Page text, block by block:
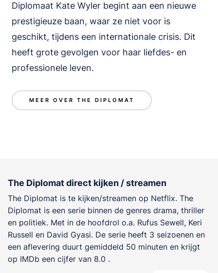
Diplomaat Kate Wyler begint aan een nieuwe
prestigieuze baan, waar ze niet voor is
geschikt, tijdens een internationale crisis. Dit
heeft grote gevolgen voor haar liefdes- en
professionele leven.
MEER OVER THE DIPLOMAT
The Diplomat direct kijken / streamen
The Diplomat is te kijken/streamen op Netflix. The
Diplomat is een serie binnen de genres drama, thriller
en politiek. Met in de hoofdrol o.a. Rufus Sewell, Keri
Russell en David Gyasi. De serie heeft 3 seizoenen en
een aflevering duurt gemiddeld 50 minuten en krijgt
op IMDb een cijfer van 8.0 .